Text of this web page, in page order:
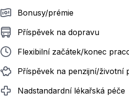
Bonusy/prémie
Příspěvek na dopravu
Flexibilní začátek/konec
Příspěvek na penzijní/životní
Nadstandardní lékařská péče